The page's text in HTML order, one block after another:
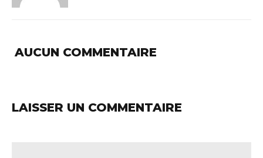
AUCUN COMMENTAIRE
LAISSER UN COMMENTAIRE